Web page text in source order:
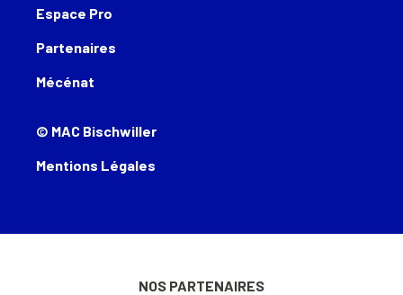
Espace Pro
Partenaires
Mécénat
© MAC Bischwiller
Mentions Légales
NOS PARTENAIRES